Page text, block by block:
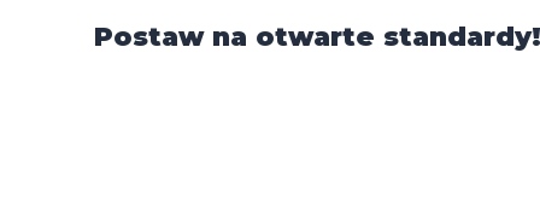
Postaw na otwarte standardy!